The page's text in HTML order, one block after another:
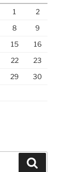
1
2
8
9
15
16
22
23
29
30